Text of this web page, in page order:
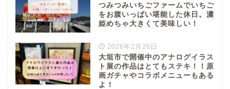
つみつみいちごファームでいちご
をお腹いっぱい堪能した休日。濃
姫めちゃ大きくて美味しい！
2026年2月26日
大垣市で開催中のアナログイラス
ト展の作品はとてもステキ！！原
画ガチャやコラボメニューもある
よ！